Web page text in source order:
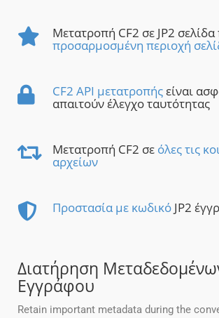
Μετατροπή CF2 σε JP2
προσαρμοσμένη περιοχή
CF2 API μετατροπήςείναι
απαιτούν έλεγχο ταυτότητας
Μετατροπή CF2 σε όλες τις
αρχείων
Προστασία με κωδικό JP2
Διατήρηση
Εγγράφου
Retain important metadata during the